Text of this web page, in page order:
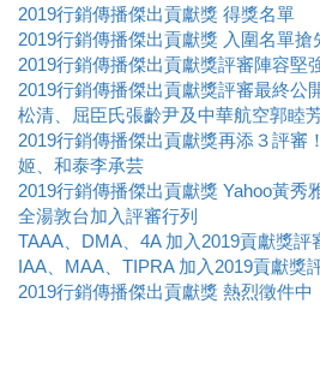
2019行銷傳播傑出貢獻獎 得獎名單
2019行銷傳播傑出貢獻獎 入圍名單搶
2019行銷傳播傑出貢獻獎評審陣容堅
2019行銷傳播傑出貢獻獎評審最終公
松清、屈臣氏張齡尹及中華航空郭睦
2019行銷傳播傑出貢獻獎再添３評審
姬、和泰李承芸
2019行銷傳播傑出貢獻獎 Yahoo黃秀
全湯敦台加入評審行列
TAAA、DMA、4A 加入2019貢獻獎評
IAA、MAA、TIPRA 加入2019貢獻獎
2019行銷傳播傑出貢獻獎 熱烈徵件中